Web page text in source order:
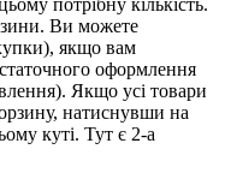
потрібну кількість.
Ви можете
якщо вам
оформлення
Якщо усі товари
натиснувши на
куті. Тут є 2-а